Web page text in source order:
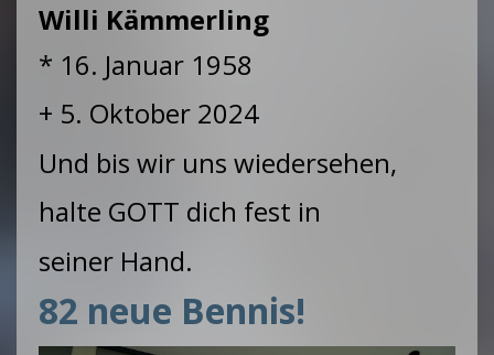
Willi Kämmerling
* 16. Januar 1958
+ 5. Oktober 2024
Und bis wir uns wiedersehen,
halte GOTT dich fest in
seiner Hand.
82 neue Bennis!